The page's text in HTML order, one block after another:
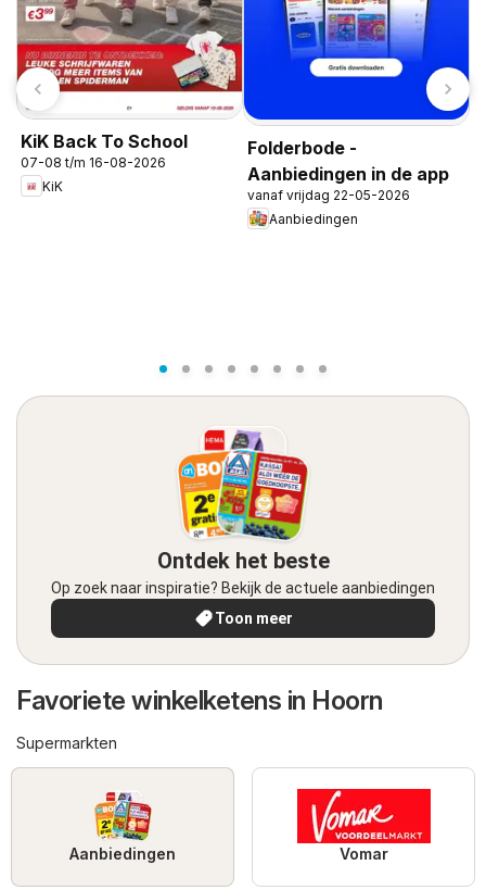
KiK Back To School
07-08 t/m 16-08-2026
KiK
Folderbode -
Aanbiedingen in de app
vanaf vrijdag 22-05-2026
Aanbiedingen
Ontdek het beste
Op zoek naar inspiratie? Bekijk de actuele aanbiedingen
Toon meer
Favoriete winkelketens in Hoorn
Supermarkten
Aanbiedingen Vomar